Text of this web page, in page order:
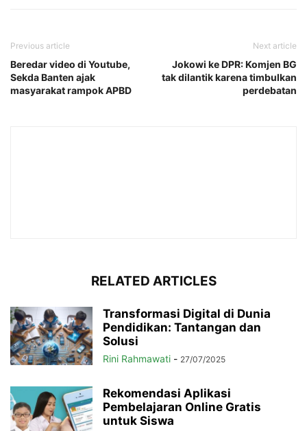
Previous article
Beredar video di Youtube,
Sekda Banten ajak
masyarakat rampok APBD
Next article
Jokowi ke DPR: Komjen BG
tak dilantik karena timbulkan
perdebatan
RELATED ARTICLES
Transformasi Digital di Dunia
Pendidikan: Tantangan dan
Solusi
Rini Rahmawati - 27/07/2025
Rekomendasi Aplikasi
Pembelajaran Online Gratis
untuk Siswa